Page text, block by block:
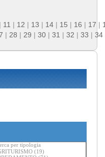
| 11 | 12 | 13 | 14 | 15 | 16 | 17 |
| 28 | 29 | 30 | 31 | 32 | 33 | 34